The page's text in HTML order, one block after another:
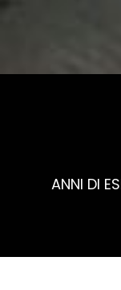
ANNI DI